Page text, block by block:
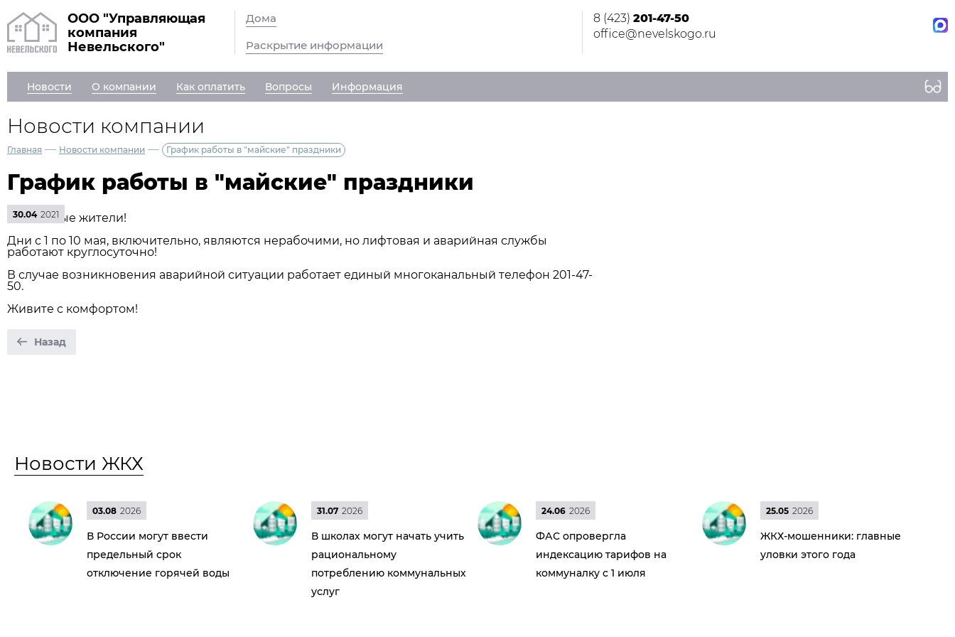
ООО "Управляющая
компания
Невельского"
Дома
Раскрытие информации
8 (423) 201-47-50
office@nevelskogo.ru
Новости О компании Как оплатить Вопросы Информация
Новости компании
Главная — Новости компании — График работы в "майские" праздники
График работы в "майские" праздники
30.04 2021
Уважаемые жители!
Дни с 1 по 10 мая, включительно, являются нерабочими, но лифтовая и аварийная службы
работают круглосуточно!
В случае возникновения аварийной ситуации работает единый многоканальный телефон 201-47-
50.
Живите с комфортом!
Назад
Новости ЖКХ
03.08 2026
В России могут ввести
предельный срок
отключение горячей воды
31.07 2026
В школах могут начать учить
рациональному
потреблению коммунальных
услуг
24.06 2026
ФАС опровергла
индексацию тарифов на
коммуналку с 1 июля
25.05 2026
ЖКХ-мошенники: главные
уловки этого года